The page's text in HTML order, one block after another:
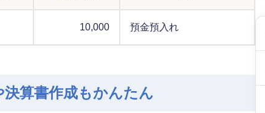
10,000 預金預入れ
算書作成もかんたん